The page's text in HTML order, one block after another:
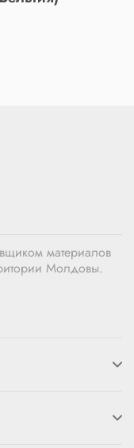
материалов
Молдовы.